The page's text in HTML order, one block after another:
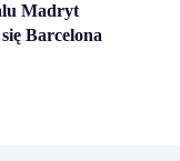
Madryt
Barcelona